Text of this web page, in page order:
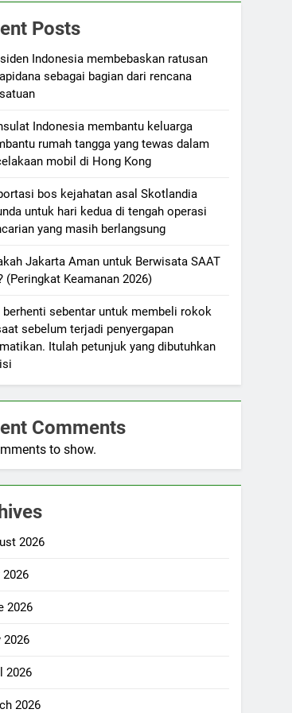
Posts
Indonesia membebaskan ratusan
sebagai bagian dari rencana
Indonesia membantu keluarga
rumah tangga yang tewas dalam
mobil di Hong Kong
bos kejahatan asal Skotlandia
untuk hari kedua di tengah operasi
yang masih berlangsung
Jakarta Aman untuk Berwisata SAAT
(Peringkat Keamanan 2026)
berhenti sebentar untuk membeli rokok
sebelum terjadi penyergapan
Itulah petunjuk yang dibutuhkan
Comments
to show.
2026
2026
2026
2026
2026
2026